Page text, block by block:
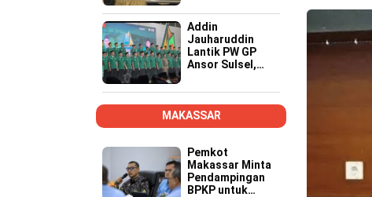
Promosi Wastra-
Kriya hingga
Dongkrak
Ekonomi Daerah
Addin
Jauharuddin
Lantik PW GP
Ansor Sulsel,
Kompeten,
Kreatif, dan Siap
Wujudkan
Ketahanan
MAKASSAR
Pemkot
Makassar Minta
Pendampingan
BPKP untuk